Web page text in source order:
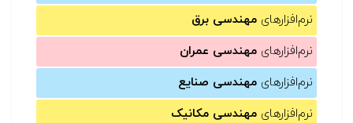
نرم‌افزارهای مهندسی برق
نرم‌افزارهای مهندسی عمران
نرم‌افزارهای مهندسی صنایع
نرم‌افزارهای مهندسی مکانیک